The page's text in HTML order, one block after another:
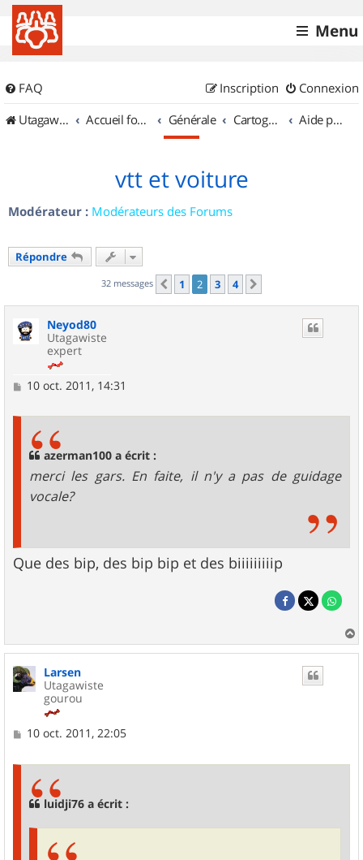
Menu
FAQ Connexion
Inscription
UtagawaVTT (Randos VTT et VTTAE avec traces GPS)
Accueil forum Générale Cartographie et GPS Aide pour l'achat d'un GPS
vtt et voiture
Modérateur : Modérateurs des Forums
Répondre
32 messages Précédent
1 2 3 4
Neyod80
Utagawiste
expert
M10 oct. 2011, 14:31
azerman100 a écrit :
merci les gars. En faite, il n'y a pas de guidage
vocale?
Que des bip, des bip bip et des biiiiiiiiip
a
Larsen
Utagawiste
gourou
M10 oct. 2011, 22:05
luidji76 a écrit :